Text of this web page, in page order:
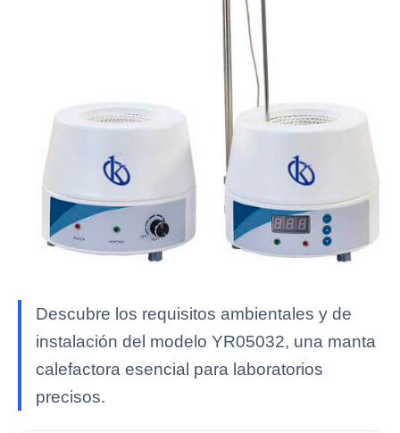
Descubre los requisitos ambientales y de
instalación del modelo YR05032, una manta
calefactora esencial para laboratorios
precisos.